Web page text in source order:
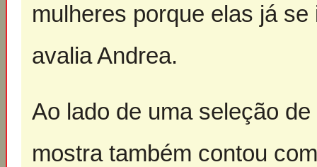
mulheres porque elas já
avalia Andrea.
Ao lado de uma seleção
mostra também contou